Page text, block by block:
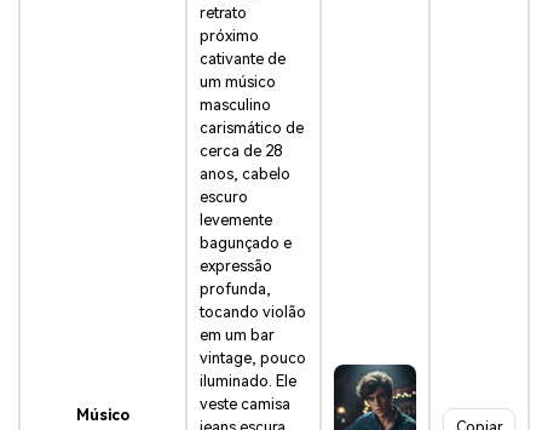
Músico
retrato
próximo
cativante de
um músico
masculino
carismático de
cerca de 28
anos, cabelo
escuro
levemente
bagunçado e
expressão
profunda,
tocando violão
em um bar
vintage, pouco
iluminado. Ele
veste camisa
jeans escura